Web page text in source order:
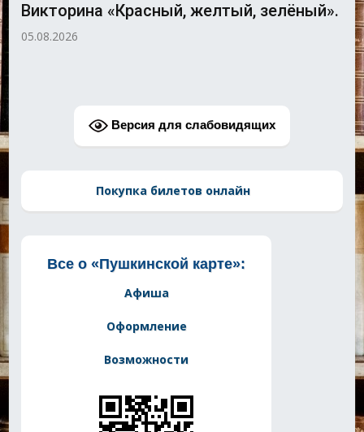
Викторина «Красный, желтый, зелёный».
05.08.2026
Версия для слабовидящих
Покупка билетов онлайн
Все о «Пушкинской карте»:
Афиша
Оформление
Возможности